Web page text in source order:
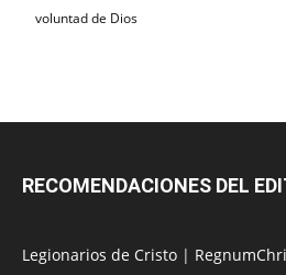
voluntad de Dios
RECOMENDACIONES DEL
Legionarios de Cristo |